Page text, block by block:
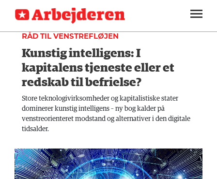
SEKTIONER
ARBEJDEREN
MENER
FAGLIGT
INDLAND
UDLAND
KALENDER
SOUNDCLOUD
ABONNER
LOG IND
RÅD TIL VENSTREFLØJEN
Kunstig intelligens: I
kapitalens tjeneste eller et
redskab til befrielse?
Store teknologivirksomheder og kapitalistiske stater
dominerer kunstig intelligens – ny bog kalder på
venstreorienteret modstand og alternativer i den digitale
tidsalder.